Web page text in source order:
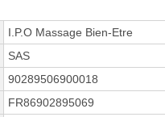
I.P.O Massage Bien-Etre
SAS
90289506900018
FR86902895069